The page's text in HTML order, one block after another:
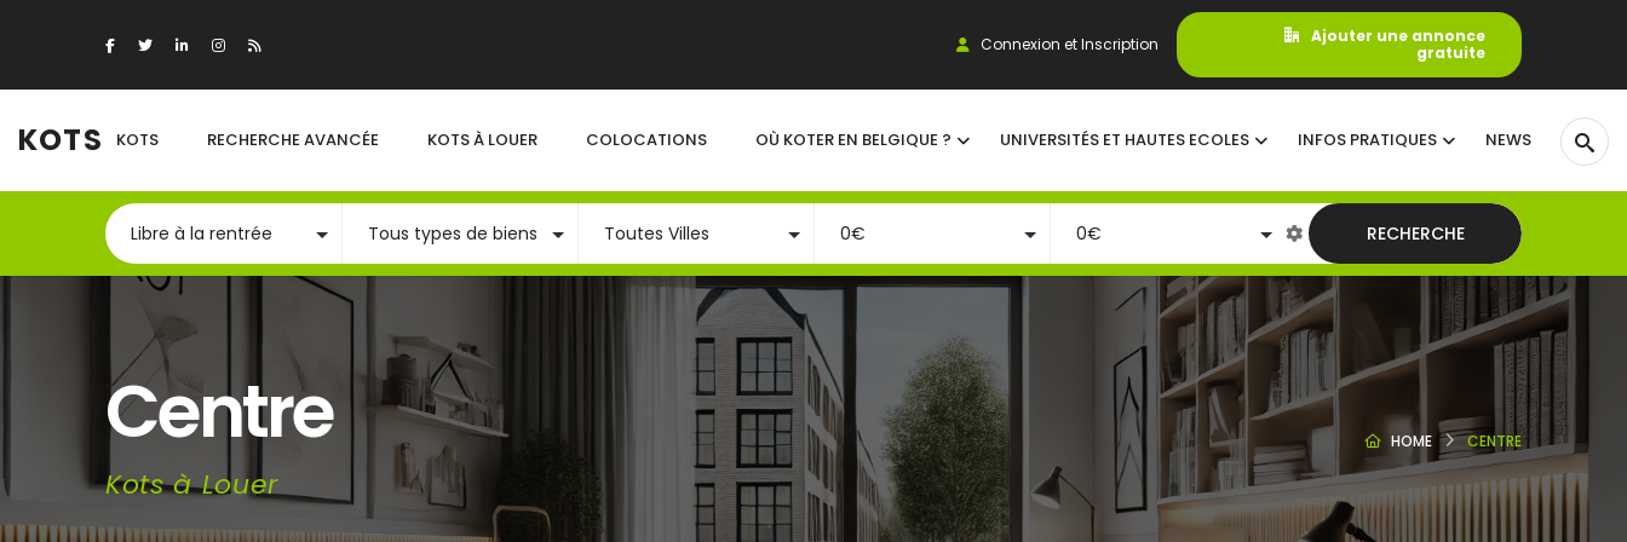
Connexion et Inscription
Ajouter une annonce
gratuite
KOTS KOTS RECHERCHE AVANCÉE KOTS À LOUER COLOCATIONS OÙ KOTER EN BELGIQUE ? UNIVERSITÉS ET HAUTES ECOLES INFOS PRATIQUES NEWS
RECHERCHE
Centre
Kots à Louer
HOME CENTRE